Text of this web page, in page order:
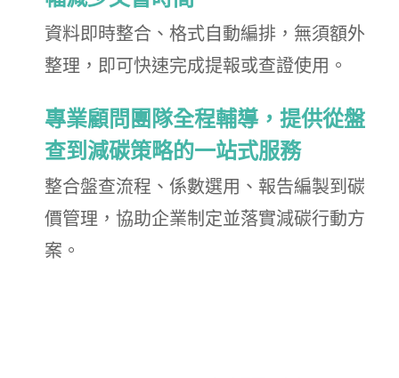
資料即時整合、格式自動編排，無須額外
整理，即可快速完成提報或查證使用。
專業顧問團隊全程輔導，提供從盤
查到減碳策略的一站式服務
整合盤查流程、係數選用、報告編製到碳
價管理，協助企業制定並落實減碳行動方
案。